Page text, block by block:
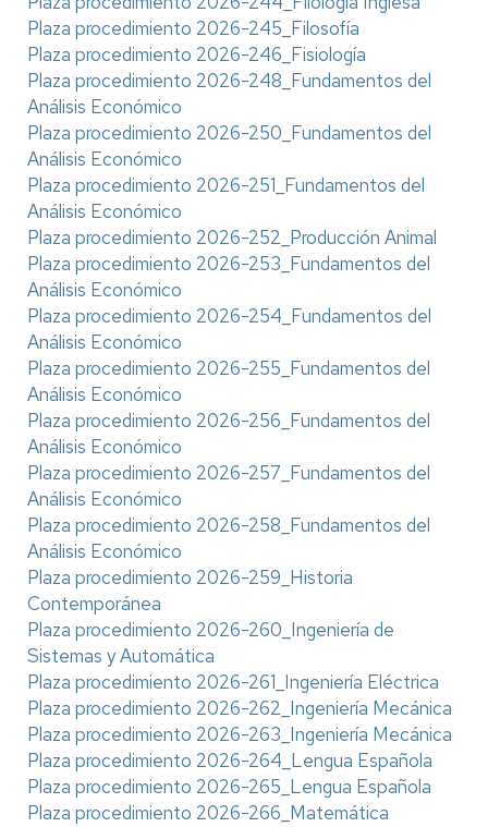
Plaza procedimiento 2026-245_Filosofía
Plaza procedimiento 2026-246_Fisiología
Plaza procedimiento 2026-248_Fundamentos del
Análisis Económico
Plaza procedimiento 2026-250_Fundamentos del
Análisis Económico
Plaza procedimiento 2026-251_Fundamentos del
Análisis Económico
Plaza procedimiento 2026-252_Producción Animal
Plaza procedimiento 2026-253_Fundamentos del
Análisis Económico
Plaza procedimiento 2026-254_Fundamentos del
Análisis Económico
Plaza procedimiento 2026-255_Fundamentos del
Análisis Económico
Plaza procedimiento 2026-256_Fundamentos del
Análisis Económico
Plaza procedimiento 2026-257_Fundamentos del
Análisis Económico
Plaza procedimiento 2026-258_Fundamentos del
Análisis Económico
Plaza procedimiento 2026-259_Historia
Contemporánea
Plaza procedimiento 2026-260_Ingeniería de
Sistemas y Automática
Plaza procedimiento 2026-261_Ingeniería Eléctrica
Plaza procedimiento 2026-262_Ingeniería Mecánica
Plaza procedimiento 2026-263_Ingeniería Mecánica
Plaza procedimiento 2026-264_Lengua Española
Plaza procedimiento 2026-265_Lengua Española
Plaza procedimiento 2026-266_Matemática